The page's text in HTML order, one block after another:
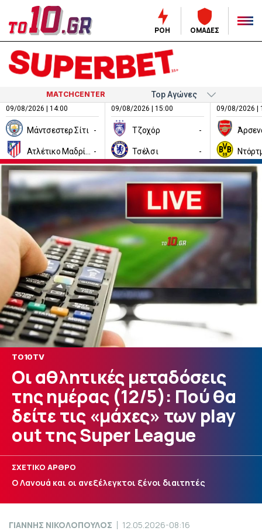
ΡΟΗ ΟΜΑΔΕΣ
MATCHCENTER
09/08/2026 | 14:00
Μάντσεστερ Σίτι -
-
09/08/2026 | 15:00
Τζοχόρ -
Τσέλσι -
09/08/2026 |
TO10TV
Οι αθλητικές μεταδόσεις
της ημέρας (12/5): Πού θα
δείτε τις «μάχες» των play
out της Super League
ΣΧΕΤΙΚΟ ΑΡΘΡΟ
Ο Λανουά και οι ανεξέλεγκτοι ξένοι διαιτητές
ΓΙΑΝΝΗΣ ΝΙΚΟΛΟΠΟΥΛΟΣ 12.05.2026-08:16